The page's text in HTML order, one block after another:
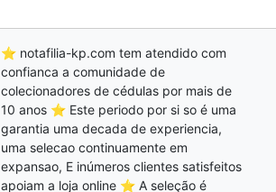
⭐ notafilia-kp.com tem atendido com
confianca a comunidade de
colecionadores de cédulas por mais de
10 anos ⭐ Este periodo por si so é uma
garantia uma decada de experiencia,
uma selecao continuamente em
expansao, E inúmeros clientes satisfeitos
apoiam a loja online ⭐ A seleção é